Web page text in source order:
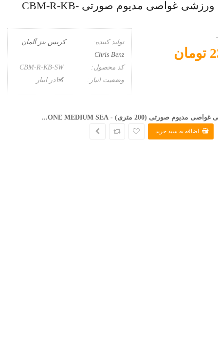
ساعت مچی ورزشی غواصی مدیوم صورتی CBM-R-KB-
تولید کننده:
کریس بنز آلمان
Chris Benz
کد محصول:
CBM-R-KB-SW
وضعیت انبار:
در انبار
مدیوم صورتی (200 متری) - ONE MEDIUM SEA...